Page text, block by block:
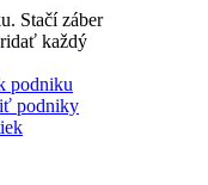
Stačí záber
každý
podniku
podniky